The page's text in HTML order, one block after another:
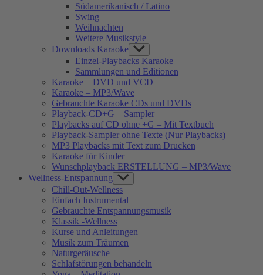
Südamerikanisch / Latino
Swing
Weihnachten
Weitere Musikstyle
Downloads Karaoke Show
sub
menu
Einzel-Playbacks Karaoke
Sammlungen und Editionen
Karaoke – DVD und VCD
Karaoke – MP3/Wave
Gebrauchte Karaoke CDs und DVDs
Playback-CD+G – Sampler
Playbacks auf CD ohne +G – Mit Textbuch
Playback-Sampler ohne Texte (Nur Playbacks)
MP3 Playbacks mit Text zum Drucken
Karaoke für Kinder
Wunschplayback ERSTELLUNG – MP3/Wave
Wellness-Entspannung Show
sub
menu
Chill-Out-Wellness
Einfach Instrumental
Gebrauchte Entspannungsmusik
Klassik -Wellness
Kurse und Anleitungen
Musik zum Träumen
Naturgeräusche
Schlafstörungen behandeln